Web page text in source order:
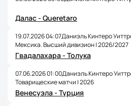
Далас - Queretaro
19.07.2026 04:07Даниэль Кинтеро
Мексика. Высший дивизион | 2026/2027
Гвадалахара - Толука
07.06.2026 01:00Даниэль Кинтеро
Товарищеские матчи | 2026
Венесуэла - Турция